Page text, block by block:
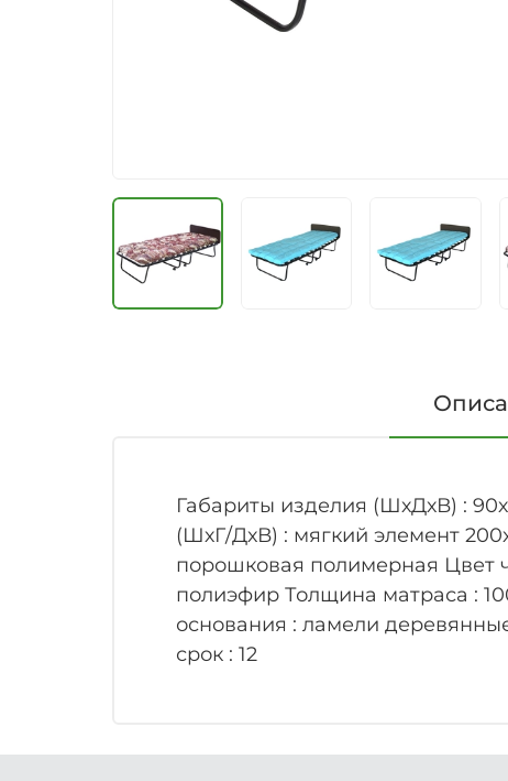
Габариты изделия (ШхДхВ) :
(ШхГ/ДхВ) : мягкий элемент
порошковая полимерная Цвет
полиэфир Толщина матраса :
основания : ламели
срок : 12